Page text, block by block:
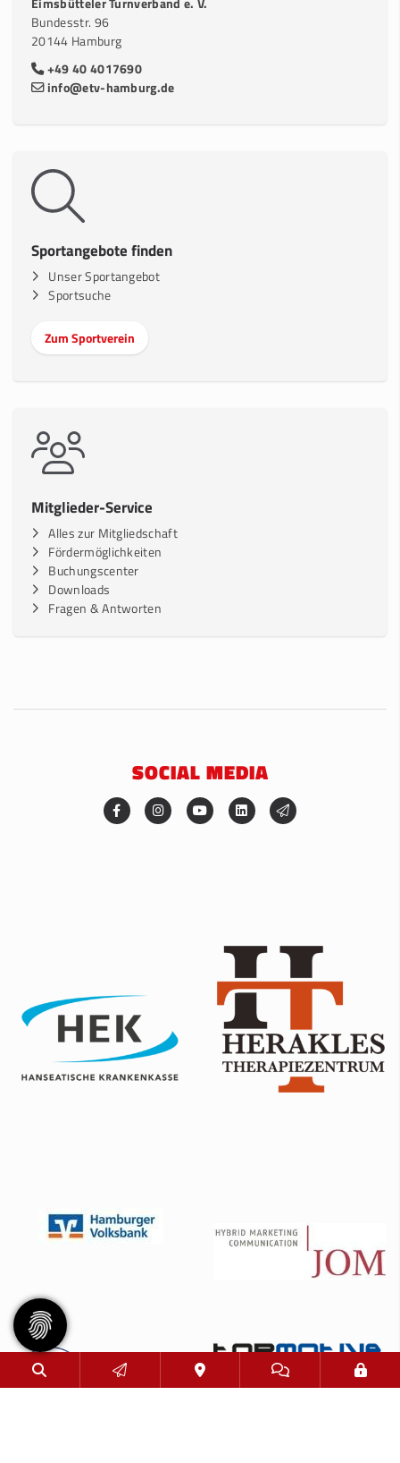
Bundesstr. 96
20144 Hamburg
+49 40 4017690
info@etv-hamburg.de
Sportangebote finden
Unser Sportangebot
Sportsuche
Zum Sportverein
Mitglieder-Service
Alles zur Mitgliedschaft
Fördermöglichkeiten
Buchungscenter
Downloads
Fragen & Antworten
SOCIAL MEDIA